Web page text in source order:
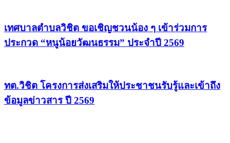
เทศบาลตำบลวิชิต ขอเชิญชวนน้อง ๆ เข้าร่วมการ
ประกวด “หนูน้อยวัฒนธรรม” ประจำปี 2569
ทต.วิชิต โครงการส่งเสริมให้ประชาชนรับรู้และเข้าถึง
ข้อมูลข่าวสาร ปี 2569